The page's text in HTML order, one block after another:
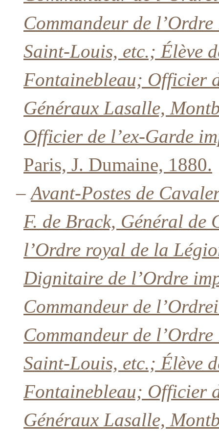
Commandeur de
Saint-Louis, etc.; Élève
Fontainebleau; Officier
Généraux Lasalle,
Officier de l’ex-Garde
Paris, J. Dumaine, 1880.
–Avant-Postes de
F. de Brack, Général de
l’Ordre royal de la
Dignitaire de l’Ordre
Commandeur de
Commandeur de
Saint-Louis, etc.; Élève
Fontainebleau; Officier
Généraux Lasalle,